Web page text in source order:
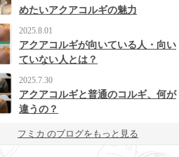
めたいアクアコルギの魅力
2025.8.01
アクアコルギが向いている人・向い
ていない人とは？
2025.7.30
アクアコルギと普通のコルギ、何が
違うの？
フミカ のブログをもっと見る